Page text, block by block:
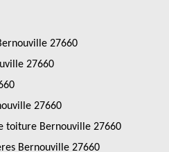
27660
27660
27660
toiture Bernouville 27660
Bernouville 27660